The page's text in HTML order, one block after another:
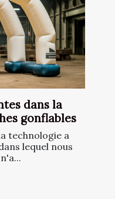
dans la
gonflables
technologie a
lequel nous